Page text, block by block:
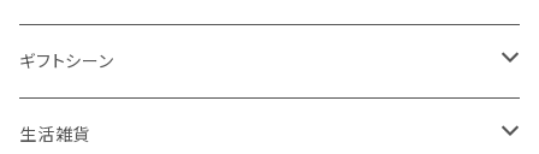
コップ、グラス
RIVERET（リヴェレット）名入れなし
チョコレート
DICTUM（ディクトム）
DESIGNLIFE（デザインライフ）
HARIO（ハリオ）
シリーズで選ぶ
ROSY RINGS（ロージーリングス）
アクセサリー
ネックレス
ファッション雑貨
ギフトシーン
父の日
生活雑貨